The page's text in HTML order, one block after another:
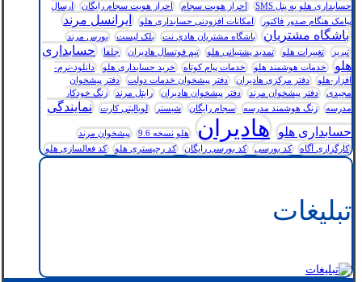
حسابداری هلو به پنل SMS
احراز هویت سجام احراز هویت سجام رایگان
ارسال
پیامک هنگام صدور فاکتور
امکانات افزودنی حسابداری هلو
ایرانسل مرند
باشگاه مشتریان
باشگاه مشتریان هادی نت بلک لیست
بورس مرند
تبریز
تغییرات هلو تمدید پشتیبانی هلو تیم فوتسال هادیران جلفا
حسابداری
هلو
خدمات هوشمند هلو خدمات پیام کوتاه خرید حسابداری هلو
دانلود-نرم-
افزار-هلو
دفتر مرکزی هادیران دفتر پیشخوان خدمات دولت
دفتر پیشخوان
مجیدی
دفتر پیشخوان مرند دفتر پیشخوان هادیران رایتل مرند
زنگ خودکار
مدرسه
زنگ هوشمند مدرسه سجام رایگان شبستر لویالیتی کارت
نمایندگی
حسابداری هلو هادیران هلو نسخه 9.6
پیشخوان مرند
کارگزاری آگاه
کد بورسی کد بورسی رایگان کد رجیستری هلو کد فعالسازی هلو
تبلیغات